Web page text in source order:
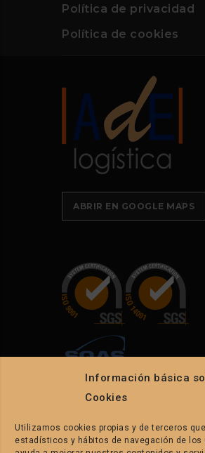
Información básica
Cookies
Utilizamos cookies propias y de terceros
estadísticos y hábitos de navegación de los
Política de privacidad
Política de cookies
ABRIR EN GOOGLE MAPS
CONTACTO